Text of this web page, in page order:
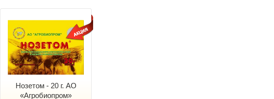
Нозетом - 20 г. АО
«Агробиопром»